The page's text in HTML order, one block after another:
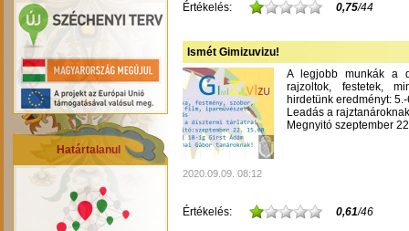
Határtalanul
Értékelés: 0,75/44
Ismét Gimizuvizu!
A legjobb munkák a
rajzoltok, festetek,
hirdetünk eredményt:
Leadás a
Megnyitó szeptember
2020.09.09. 08:12
Értékelés: 0,61/46